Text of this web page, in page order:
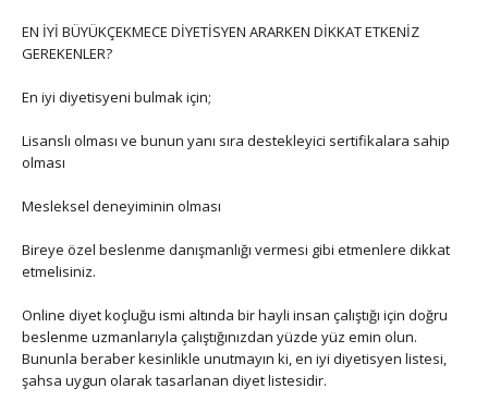
EN İYİ BÜYÜKÇEKMECE DİYETİSYEN ARARKEN DİKKAT ETKENİZ
GEREKENLER?
En iyi diyetisyeni bulmak için;
Lisanslı olması ve bunun yanı sıra destekleyici sertifikalara sahip
olması
Mesleksel deneyiminin olması
Bireye özel beslenme danışmanlığı vermesi gibi etmenlere dikkat
etmelisiniz.
Online diyet koçluğu ismi altında bir hayli insan çalıştığı için doğru
beslenme uzmanlarıyla çalıştığınızdan yüzde yüz emin olun.
Bununla beraber kesinlikle unutmayın ki, en iyi diyetisyen listesi,
şahsa uygun olarak tasarlanan diyet listesidir.